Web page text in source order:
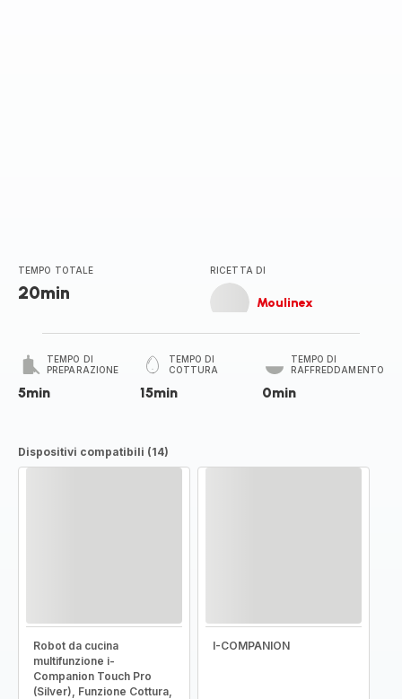
TEMPO TOTALE
20min
RICETTA DI
Moulinex
TEMPO DI
PREPARAZIONE
5min
TEMPO DI
COTTURA
15min
TEMPO DI
RAFFREDDAMENTO
0min
Dispositivi compatibili (14)
Robot da cucina
multifunzione i-
Companion Touch Pro
(Silver), Funzione Cottura,
I-COMPANION